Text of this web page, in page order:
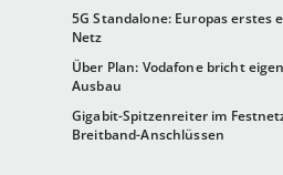
5G Standalone: Europas erstes
Netz
Über Plan: Vodafone bricht
Ausbau
Gigabit-Spitzenreiter im
Breitband-Anschlüssen